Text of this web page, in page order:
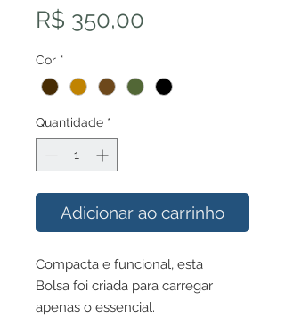
R$ 350,00
Cor *
Quantidade *
Adicionar ao carrinho
Compacta e funcional, esta
Bolsa foi criada para carregar
apenas o essencial.